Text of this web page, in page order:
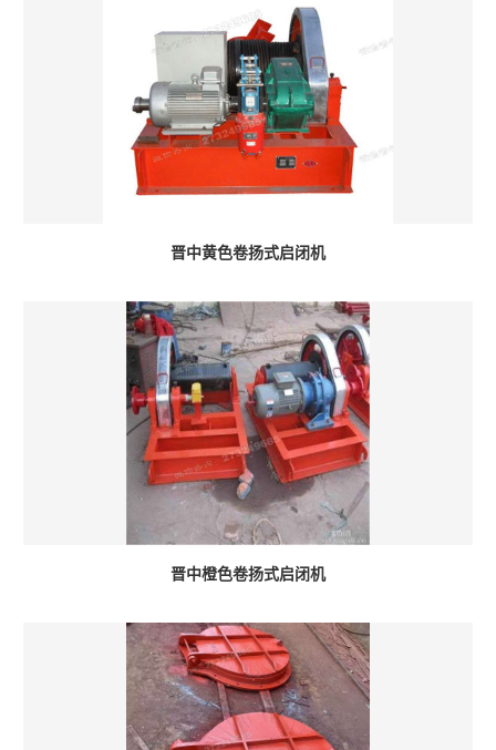
晋中黄色卷扬式启闭机
晋中橙色卷扬式启闭机